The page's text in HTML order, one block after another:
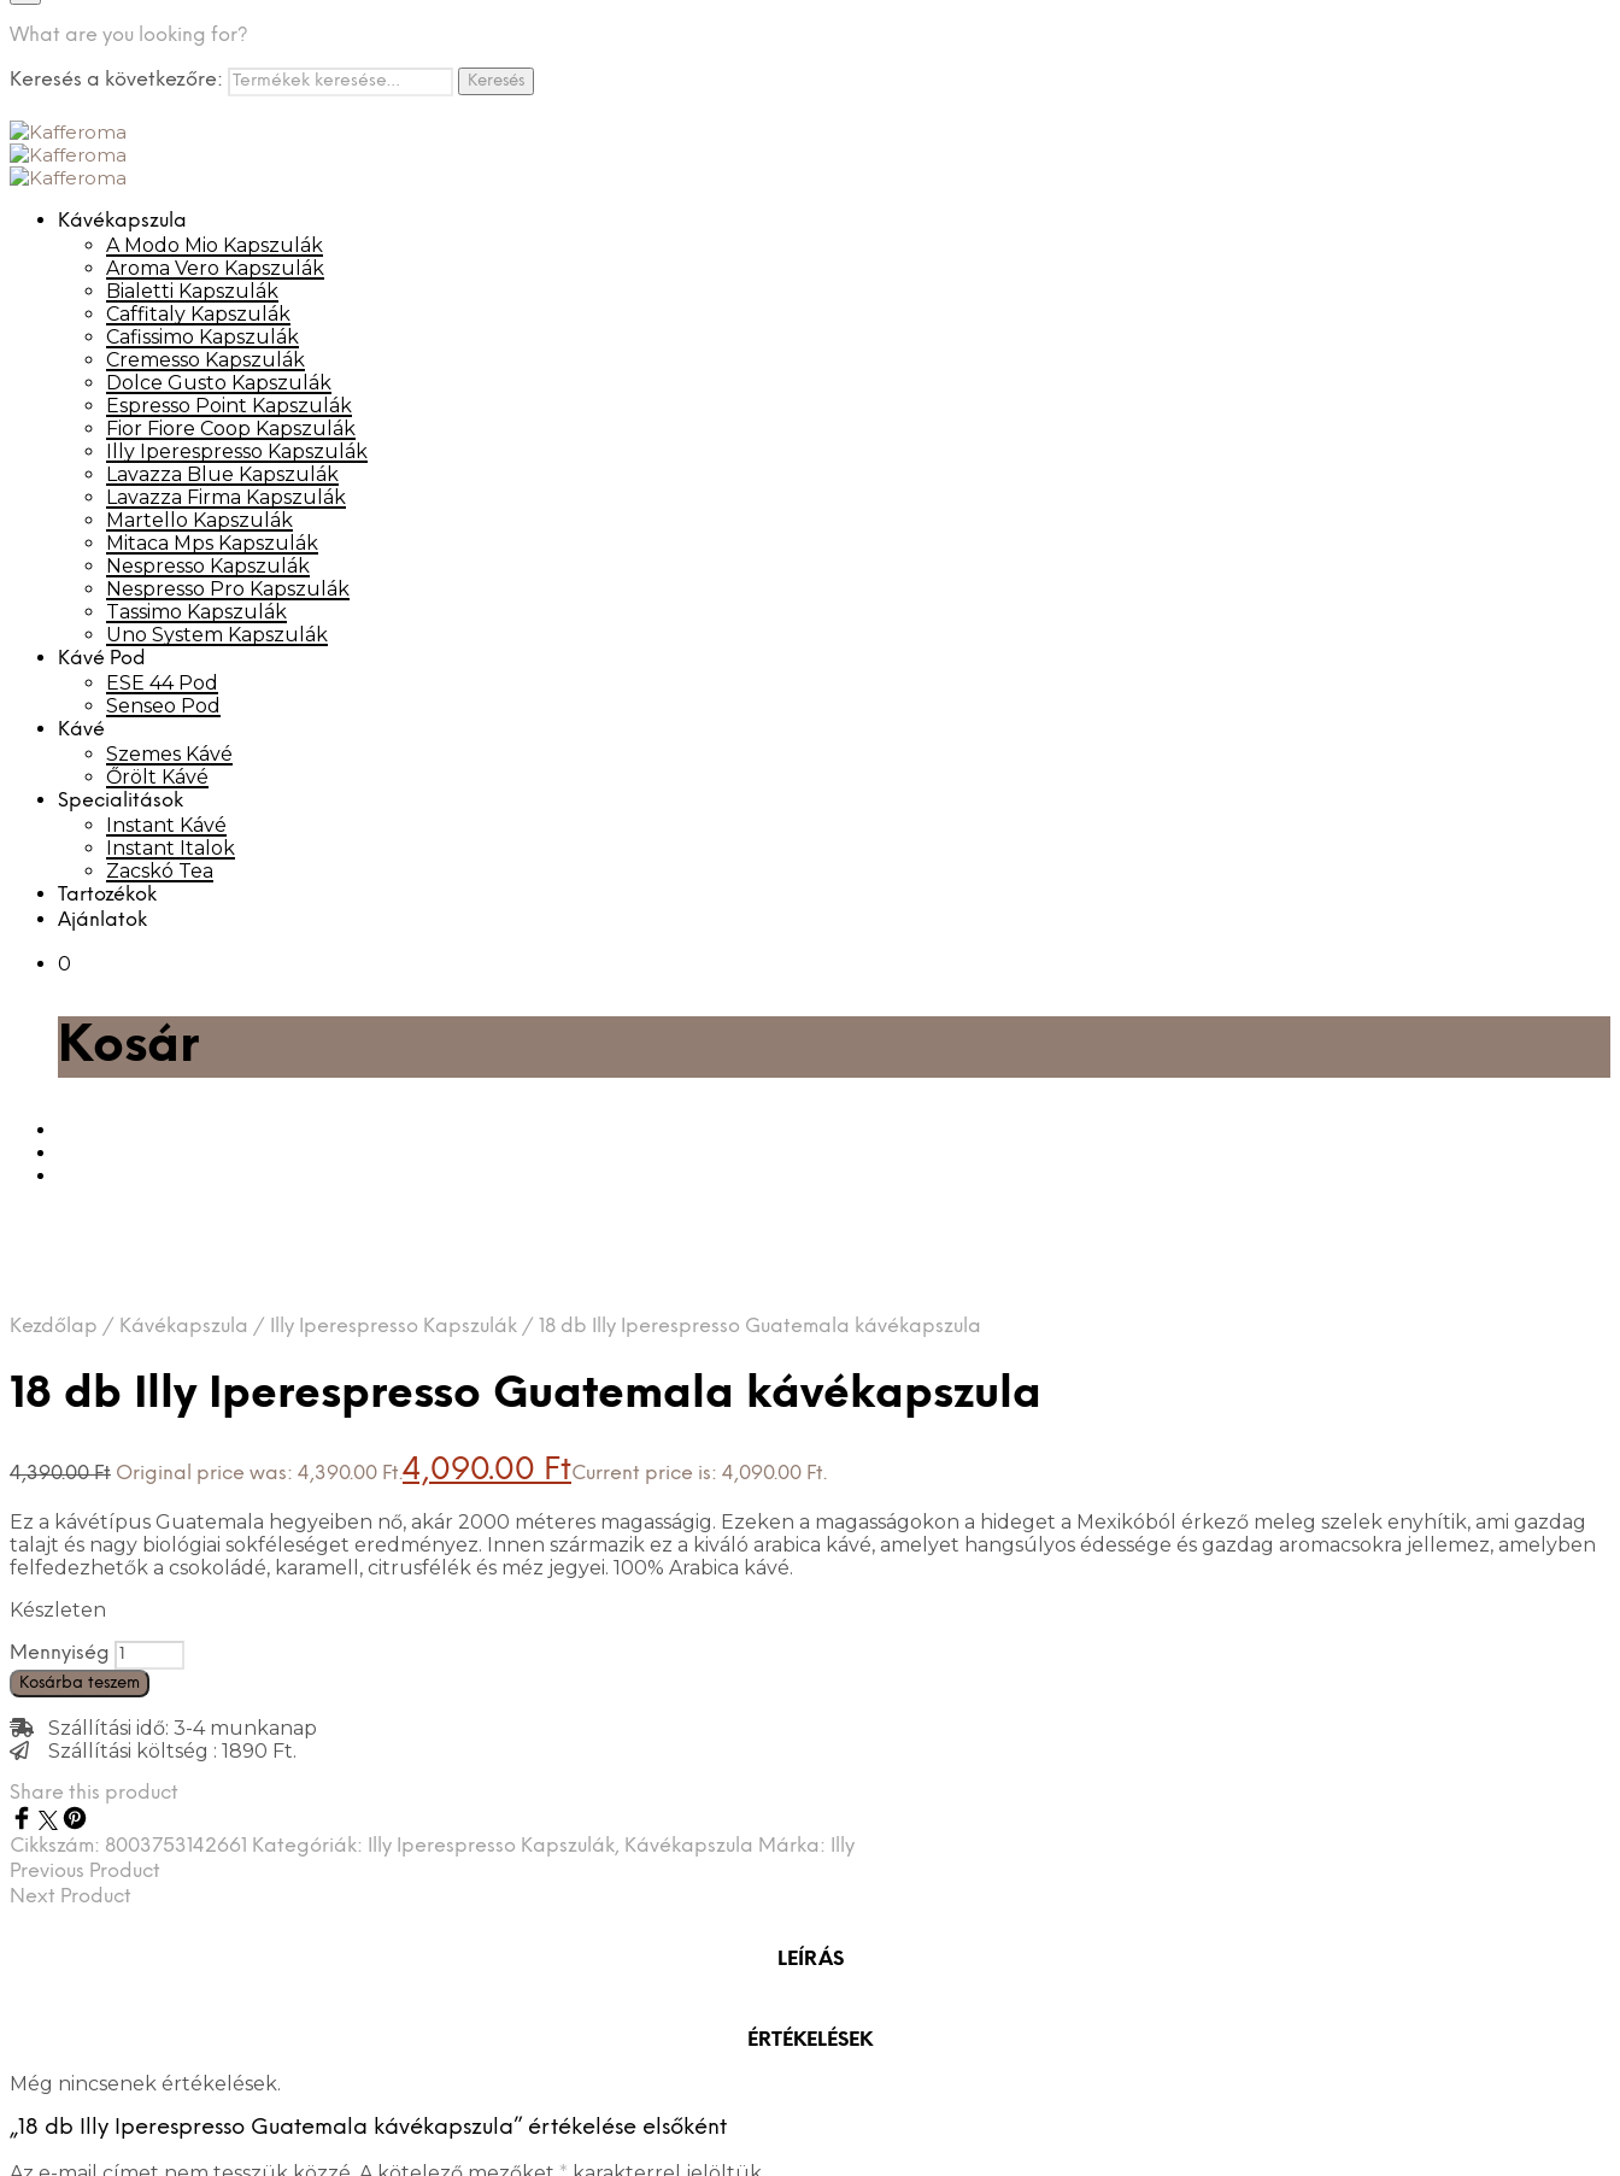
What are you looking for?
Keresés a következőre: Keresés
Kávékapszula
A Modo Mio Kapszulák
Aroma Vero Kapszulák
Bialetti Kapszulák
Caffitaly Kapszulák
Cafissimo Kapszulák
Cremesso Kapszulák
Dolce Gusto Kapszulák
Espresso Point Kapszulák
Fior Fiore Coop Kapszulák
Illy Iperespresso Kapszulák
Lavazza Blue Kapszulák
Lavazza Firma Kapszulák
Martello Kapszulák
Mitaca Mps Kapszulák
Nespresso Kapszulák
Nespresso Pro Kapszulák
Tassimo Kapszulák
Uno System Kapszulák
Kávé Pod
ESE 44 Pod
Senseo Pod
Kávé
Szemes Kávé
Őrölt Kávé
Specialitások
Instant Kávé
Instant Italok
Zacskó Tea
Tartozékok
Ajánlatok
0
Kosár
Kezdőlap / Kávékapszula / Illy Iperespresso Kapszulák / 18 db Illy Iperespresso Guatemala kávékapszula
18 db Illy Iperespresso Guatemala kávékapszula
4,390.00Ft Original price was: 4,390.00 Ft.4,090.00 FtCurrent price is: 4,090.00 Ft.
Ez a kávétípus Guatemala hegyeiben nő, akár 2000 méteres magasságig. Ezeken a magasságokon a hideget a Mexikóból érkező meleg szelek enyhítik, ami gazdag
talajt és nagy biológiai sokféleséget eredményez. Innen származik ez a kiváló arabica kávé, amelyet hangsúlyos édessége és gazdag aromacsokra jellemez, amelyben
felfedezhetők a csokoládé, karamell, citrusfélék és méz jegyei. 100% Arabica kávé.
Készleten
Mennyiség
Kosárba teszem
Szállítási idő: 3-4 munkanap
Szállítási költség : 1890 Ft.
Share this product
Cikkszám: 8003753142661 Kategóriák: Illy Iperespresso Kapszulák, Kávékapszula Márka:
Illy
Previous Product
Next Product
LEÍRÁS
ÉRTÉKELÉSEK
Még nincsenek értékelések.
„18 db Illy Iperespresso Guatemala kávékapszula” értékelése elsőként